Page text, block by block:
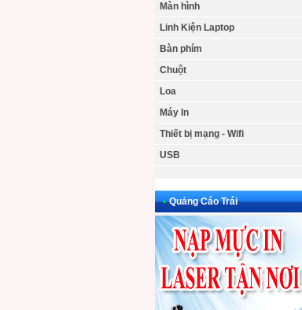
Màn hình
Linh Kiện Laptop
Bàn phím
Chuột
Loa
Máy In
Thiết bị mạng - Wifi
USB
• Quảng Cáo Trái